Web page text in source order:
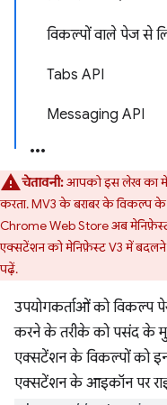
विकल्पों वाले पेज से
Tabs API
Messaging API
चेतावनी:आपको इस लेख का
करता. MV3 के बराबर के विकल्प के
Chrome Web Store अब
एक्सटेंशन को मेनिफ़ेस्ट V3 में
पढ़ें.
उपयोगकर्ताओं को विकल्प
करने के तरीके को पसंद के
एक्सटेंशन के विकल्पों को
एक्सटेंशन के आइकॉन पर